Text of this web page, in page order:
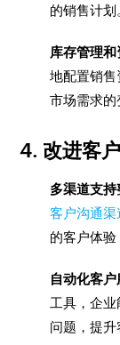
的销售计划
库存管理
地配置销
市场需求的
4. 改进客
多渠道支
客户沟通渠
的客户体验
自动化客户
工具，企
问题，提升